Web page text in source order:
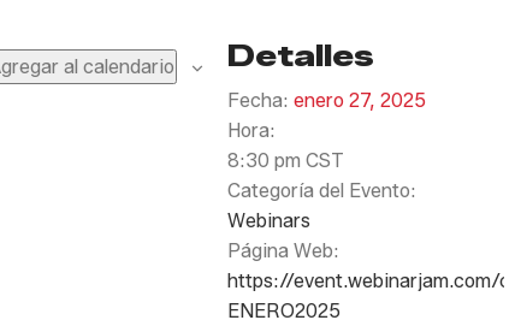
al calendario Detalles
Fecha: enero 27, 2025
Hora:
8:30 pm CST
Categoría del Evento:
Webinars
Página Web:
https://event.webinarjam.com/
ENERO2025